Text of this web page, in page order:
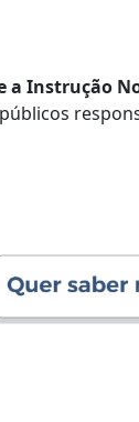
Instrução
blicos